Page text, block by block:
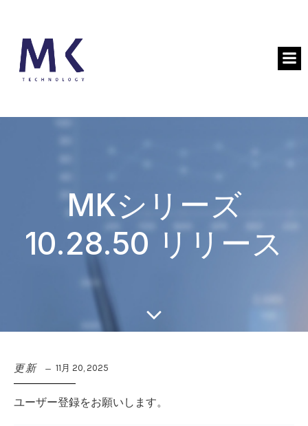
MKシリーズ
10.28.50 リリース
更新 11月 20, 2025
ユーザー登録をお願いします。